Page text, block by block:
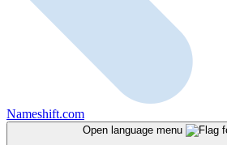
Nameshift.com
Open language menu